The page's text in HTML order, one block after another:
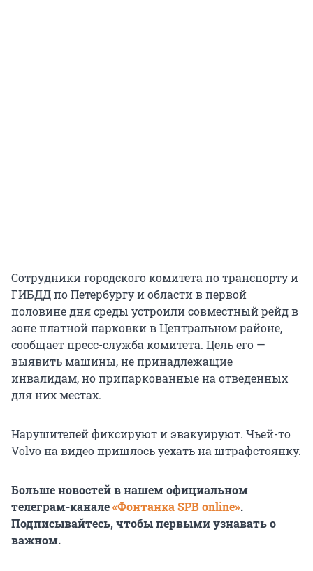
Сотрудники городского комитета по транспорту и
ГИБДД по Петербургу и области в первой
половине дня среды устроили совместный рейд в
зоне платной парковки в Центральном районе,
сообщает пресс-служба комитета. Цель его —
выявить машины, не принадлежащие
инвалидам, но припаркованные на отведенных
для них местах.
Нарушителей фиксируют и эвакуируют. Чьей-то
Volvo на видео пришлось уехать на штрафстоянку.
Больше новостей в нашем официальном
телеграм-канале«Фонтанка SPB online».
Подписывайтесь, чтобы первыми узнавать о
важном.